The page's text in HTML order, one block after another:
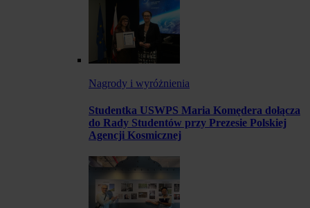
Nagrody i wyróżnienia
Studentka USWPS Maria Komędera dołącza
do Rady Studentów przy Prezesie Polskiej
Agencji Kosmicznej